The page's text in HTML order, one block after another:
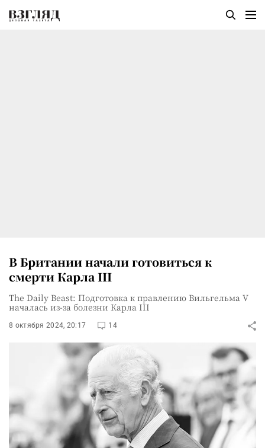
В Британии начали готовиться к
смерти Карла III
The Daily Beast: Подготовка к правлению Вильгельма V
началась из-за болезни Карла III
8 октября 2024, 20:17 14